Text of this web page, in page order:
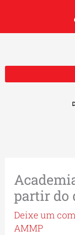
partir do
Deixe um
AMMP